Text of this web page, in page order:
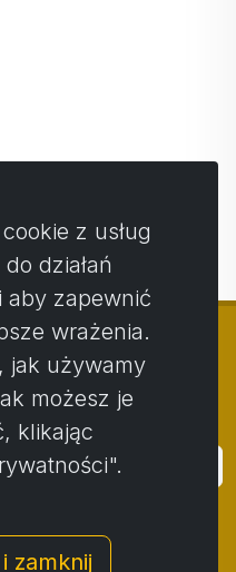
Activstar
Zaloguj się
/ Polityka prywatności
z usług
działań
aby zapewnić
wrażenia.
jak używamy
możesz je
klikając
zamknij